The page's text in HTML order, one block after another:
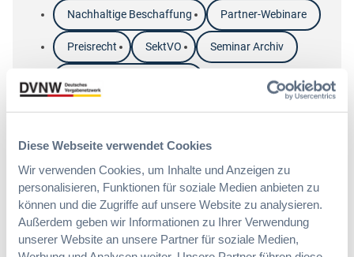
Diese Webseite verwendet Cookies
Wir verwenden Cookies, um Inhalte und Anzeigen zu
personalisieren, Funktionen für soziale Medien anbieten zu
können und die Zugriffe auf unsere Website zu analysieren.
Außerdem geben wir Informationen zu Ihrer Verwendung
unserer Website an unsere Partner für soziale Medien,
Nachhaltige Beschaffung Partner-Webinare
Preisrecht SektVO Seminar Archiv
Strategische Beschaffung
Montag07.09.2026 09:00 Uhr – 13:00 Uhr
Erfolgreich für öffentliche Aufträge bieten